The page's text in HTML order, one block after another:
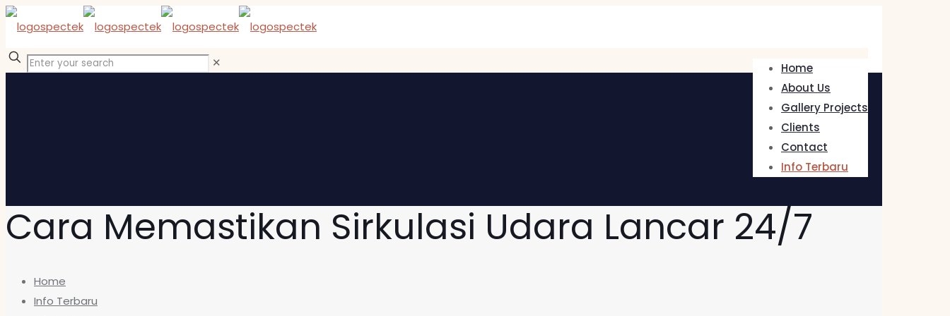
Home
About Us
Gallery Projects
Clients
Contact
Info Terbaru
✕
Cara Memastikan Sirkulasi Udara Lancar 24/7
Home
Info Terbaru